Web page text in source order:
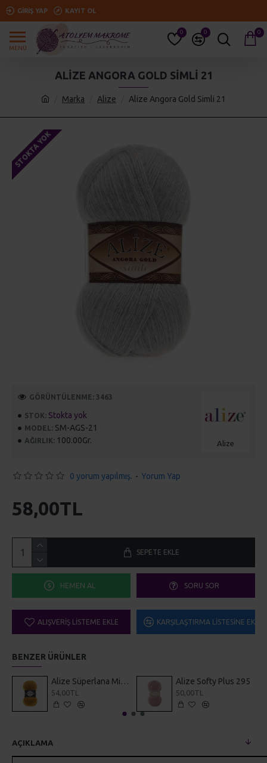
GIRIŞ YAP KAYIT OL
0 0 0
Marka Alize Alize Angora Gold Simli 21
ALIZE ANGORA GOLD SIMLI 21
STOKTA YOK
STOK: Stokta yok
MODEL: SM-AGS-21
AĞIRLIK: 100.00Gr. Alize
GÖRÜNTÜLENME: 3463
0 yorum yapılmış. - Yorum Yap
58,00TL
SEPETE EKLE
HEMEN AL SORU SOR
ALIŞVERIŞ LISTEME EKLE KARŞILAŞTIRMA LISTESINE EKLE
BENZER ÜRÜNLER
Alize Süperlana Midi 2
54,00TL
Alize Softy Plus 295
50,00TL
AÇIKLAMA